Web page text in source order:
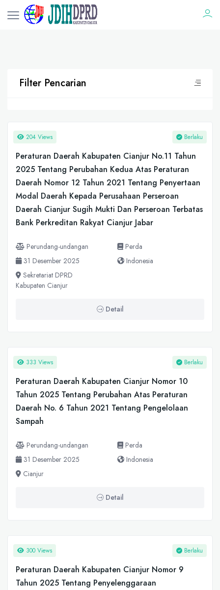
Filter Pencarian
204 Views Berlaku
Peraturan Daerah Kabupaten Cianjur No.11 Tahun
2025 Tentang Perubahan Kedua Atas Peraturan
Daerah Nomor 12 Tahun 2021 Tentang Penyertaan
Modal Daerah Kepada Perusahaan Perseroan
Daerah Cianjur Sugih Mukti Dan Perseroan Terbatas
Bank Perkreditan Rakyat Cianjur Jabar
Perundang-undangan
Perda
31 Desember 2025
Indonesia
Sekretariat DPRD
Kabupaten Cianjur
Detail
333 Views Berlaku
Peraturan Daerah Kabupaten Cianjur Nomor 10
Tahun 2025 Tentang Perubahan Atas Peraturan
Daerah No. 6 Tahun 2021 Tentang Pengelolaan
Sampah
Perundang-undangan
Perda
31 Desember 2025
Indonesia
Cianjur
Detail
300 Views Berlaku
Peraturan Daerah Kabupaten Cianjur Nomor 9
Tahun 2025 Tentang Penyelenggaraan